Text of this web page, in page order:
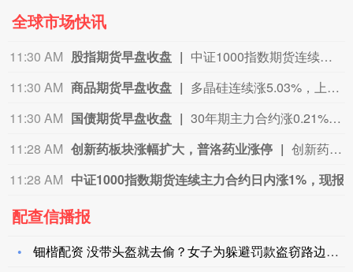
全球市场快讯
11:30 AM 股指期货早盘收盘
中证1000指数期货连续涨1.16%， 沪深300指数期货连续涨0.79%， 中证500指数期货连续涨1.27%， 上证50指数期货连续涨0.90%。
11:30 AM 商品期货早盘收盘
多晶硅连续涨5.03%，上海原油连续涨4.92%，乙二醇连续涨4.69%，丁二烯橡胶连续涨3.68%，燃料油连续涨3.45%，低硫燃料油连续涨3.32%，焦炭连续涨3.22%，沥青连续涨3.16%，瓶片连续涨3.15%，豆一连续涨2.91%。
11:30 AM 国债期货早盘收盘
30年期主力合约涨0.21%， 10年期主力合约涨0.03%， 5年期主力合约涨0.02%， 2年期主力合约基本持平。
11:28 AM 创新药板块涨幅扩大，普洛药业涨停
创新药板块涨幅扩大，普洛药业涨停，此前瑞康医药、百普赛斯、哈药股份、海正药业等多股涨停，贝达药业、昊帆生物、皓元医药涨幅居前。
11:28 AM
配查信播报
钿楷配资 没带头盔就去偷？女子为躲避罚款盗窃路边头盔被抓